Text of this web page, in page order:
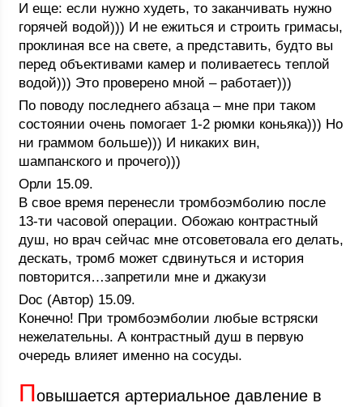
И еще: если нужно худеть, то заканчивать нужно
горячей водой))) И не ежиться и строить гримасы,
проклиная все на свете, а представить, будто вы
перед объективами камер и поливаетесь теплой
водой))) Это проверено мной – работает)))
По поводу последнего абзаца – мне при таком
состоянии очень помогает 1-2 рюмки коньяка))) Но
ни граммом больше))) И никаких вин,
шампанского и прочего)))
Орли 15.09.
В свое время перенесли тромбоэмболию после
13-ти часовой операции. Обожаю контрастный
душ, но врач сейчас мне отсоветовала его делать,
дескать, тромб может сдвинуться и история
повторится…запретили мне и джакузи
Doc (Автор) 15.09.
Конечно! При тромбоэмболии любые встряски
нежелательны. А контрастный душ в первую
очередь влияет именно на сосуды.
Повышается артериальное давление в